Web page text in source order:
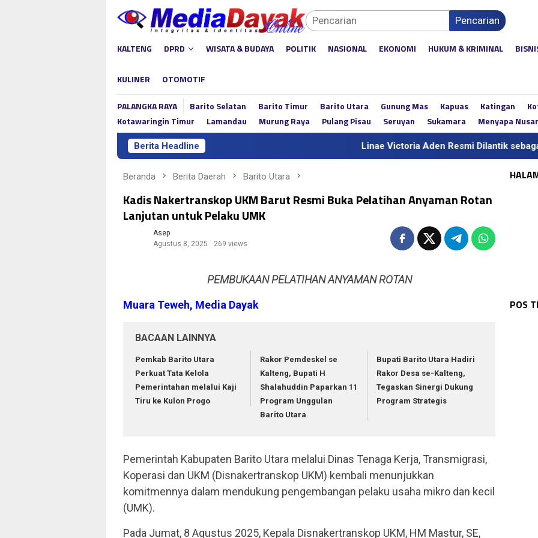
Loncat
Pencarian
KALTENG DPRD WISATA & BUDAYA POLITIK NASIONAL EKONOMI HUKUM & KRIMINAL
KULINER OTOMOTIF
PALANGKA RAYA Barito Selatan Barito Timur Barito Utara Gunung Mas Kapuas Katingan
Kotawaringin Timur
Lamandau Murung Raya Pulang Pisau Seruyan Sukamara Menyapa
Berita Headline Linae Victoria Aden Resmi Dilantik sebagai Sekda
Beranda Berita Daerah Barito Utara
Kadis Nakertranskop UKM Barut Resmi Buka Pelatihan Anyaman Rotan
Lanjutan untuk Pelaku UMK
Asep
Agustus 8, 2025
269 views
PEMBUKAAN PELATIHAN ANYAMAN ROTAN
Muara Teweh, Media Dayak
BACAAN LAINNYA
Pemkab Barito Utara
Perkuat Tata Kelola
Pemerintahan melalui Kaji
Tiru ke Kulon Progo
Rakor Pemdeskel se
Kalteng, Bupati H
Shalahuddin Paparkan 11
Program Unggulan
Barito Utara
Bupati Barito Utara Hadiri
Rakor Desa se-Kalteng,
Tegaskan Sinergi Dukung
Program Strategis
Pemerintah Kabupaten Barito Utara melalui Dinas Tenaga Kerja, Transmigrasi,
Koperasi dan UKM (Disnakertranskop UKM) kembali menunjukkan
komitmennya dalam mendukung pengembangan pelaku usaha mikro dan kecil
(UMK).
Pada Jumat, 8 Agustus 2025, Kepala Disnakertranskop UKM, HM Mastur, SE,
POS